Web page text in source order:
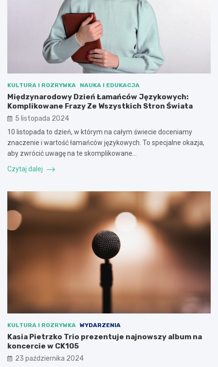
KULTURA I ROZRYWKA NAUKA I EDUKACJA
Międzynarodowy Dzień Łamańców Językowych:
Komplikowane Frazy Ze Wszystkich Stron Świata
5 listopada 2024
10 listopada to dzień, w którym na całym świecie doceniamy
znaczenie i wartość łamańców językowych. To specjalne okazja,
aby zwrócić uwagę na te skomplikowane…
Czytaj dalej
KULTURA I ROZRYWKA WYDARZENIA
Kasia Pietrzko Trio prezentuje najnowszy album na
koncercie w CK105
23 października 2024